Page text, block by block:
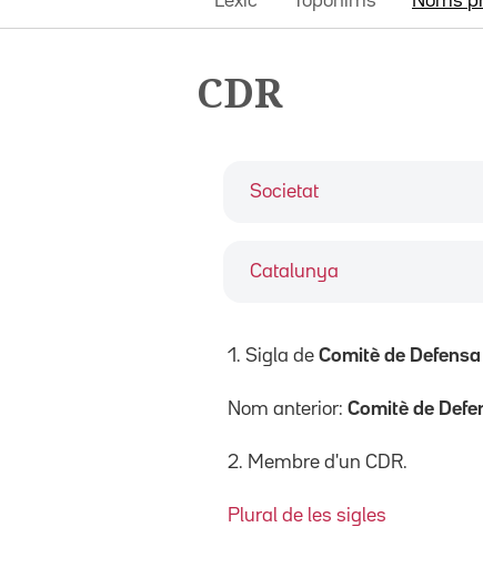
CDR
Societat
Catalunya
1. Sigla de Comitè de
Nom anterior: Comitè de
2. Membre d'un CDR.
Plural de les sigles